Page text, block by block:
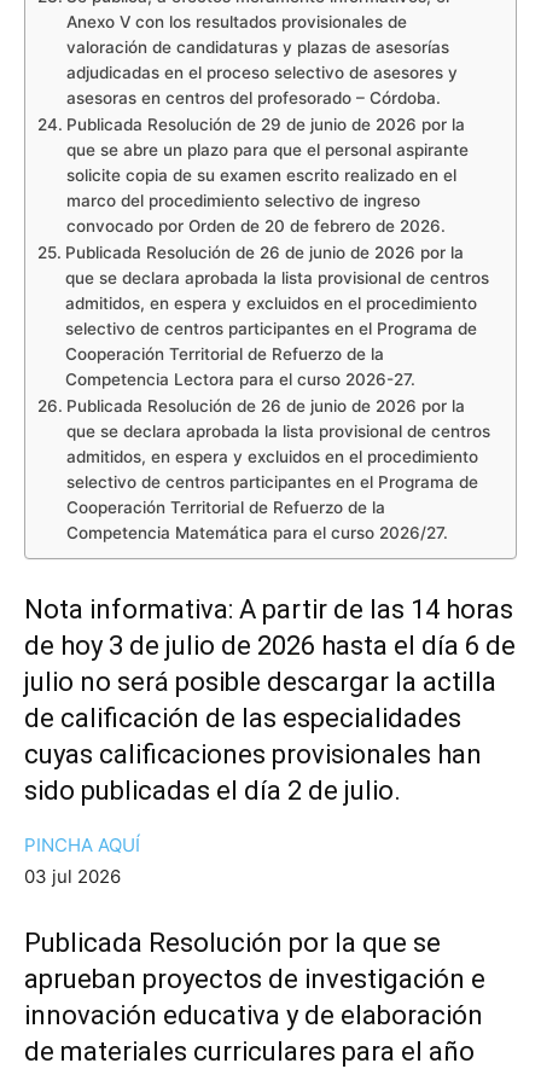
Anexo V con los resultados provisionales de
valoración de candidaturas y plazas de asesorías
adjudicadas en el proceso selectivo de asesores y
asesoras en centros del profesorado – Córdoba.
Publicada Resolución de 29 de junio de 2026 por la
que se abre un plazo para que el personal aspirante
solicite copia de su examen escrito realizado en el
marco del procedimiento selectivo de ingreso
convocado por Orden de 20 de febrero de 2026.
Publicada Resolución de 26 de junio de 2026 por la
que se declara aprobada la lista provisional de centros
admitidos, en espera y excluidos en el procedimiento
selectivo de centros participantes en el Programa de
Cooperación Territorial de Refuerzo de la
Competencia Lectora para el curso 2026-27.
Publicada Resolución de 26 de junio de 2026 por la
que se declara aprobada la lista provisional de centros
admitidos, en espera y excluidos en el procedimiento
selectivo de centros participantes en el Programa de
Cooperación Territorial de Refuerzo de la
Competencia Matemática para el curso 2026/27.
Nota informativa: A partir de las 14 horas
de hoy 3 de julio de 2026 hasta el día 6 de
julio no será posible descargar la actilla
de calificación de las especialidades
cuyas calificaciones provisionales han
sido publicadas el día 2 de julio.
PINCHA AQUÍ
03 jul 2026
Publicada Resolución por la que se
aprueban proyectos de investigación e
innovación educativa y de elaboración
de materiales curriculares para el año